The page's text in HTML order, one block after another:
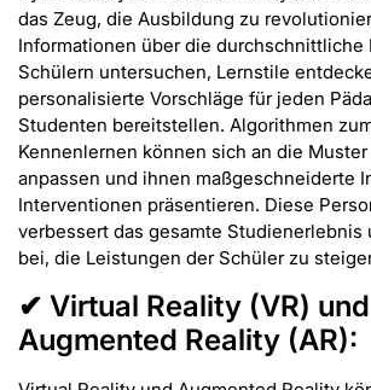
das Zeug, die Ausbildung zu
Informationen über die durchschnittliche
Schülern untersuchen, Lernstile
personalisierte Vorschläge für jeden
Studenten bereitstellen. Algorithmen
Kennenlernen können sich an die
anpassen und ihnen maßgeschneiderte
Interventionen präsentieren. Diese
verbessert das gesamte Studienerlebnis
bei, die Leistungen der Schüler zu
✔ Virtual Reality (VR) und
Augmented Reality (AR):